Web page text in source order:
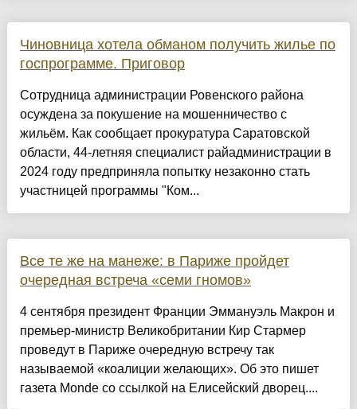
Чиновница хотела обманом получить жилье по
госпрограмме. Приговор
Сотрудница администрации Ровенского района
осуждена за покушение на мошенничество с
жильём. Как сообщает прокуратура Саратовской
области, 44-летняя специалист райадминистрации в
2024 году предприняла попытку незаконно стать
участницей программы "Ком...
Все те же на манеже: в Париже пройдет
очередная встреча «семи гномов»
4 сентября президент Франции Эммануэль Макрон и
премьер-министр Великобритании Кир Стармер
проведут в Париже очередную встречу так
называемой «коалиции желающих». Об это пишет
газета Monde со ссылкой на Елисейский дворец....